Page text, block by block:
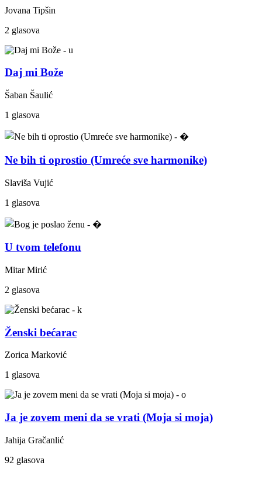
Jovana Tipšin
2 glasova
Daj mi Bože
Šaban Šaulić
1 glasova
Ne bih ti oprostio (Umreće sve harmonike)
Slaviša Vujić
1 glasova
U tvom telefonu
Mitar Mirić
2 glasova
Ženski bećarac
Zorica Marković
1 glasova
Ja je zovem meni da se vrati (Moja si moja)
Jahija Gračanlić
92 glasova